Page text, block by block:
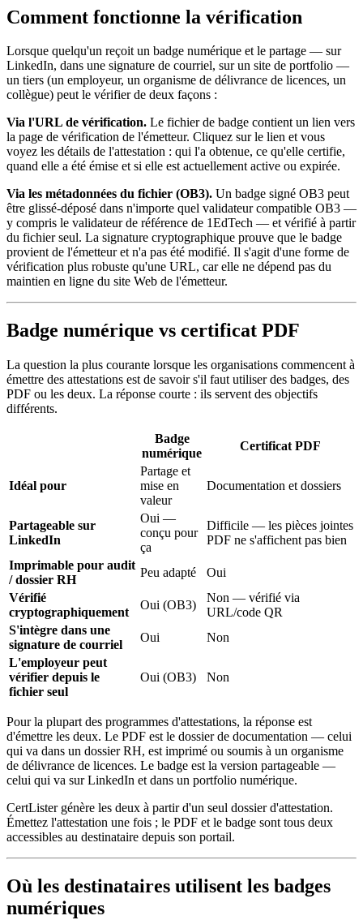
Comment fonctionne la vérification
Lorsque quelqu'un reçoit un badge numérique et le partage — sur
LinkedIn, dans une signature de courriel, sur un site de portfolio —
un tiers (un employeur, un organisme de délivrance de licences, un
collègue) peut le vérifier de deux façons :
Via l'URL de vérification. Le fichier de badge contient un lien vers
la page de vérification de l'émetteur. Cliquez sur le lien et vous
voyez les détails de l'attestation : qui l'a obtenue, ce qu'elle certifie,
quand elle a été émise et si elle est actuellement active ou expirée.
Via les métadonnées du fichier (OB3). Un badge signé OB3 peut
être glissé-déposé dans n'importe quel validateur compatible OB3 —
y compris le validateur de référence de 1EdTech — et vérifié à partir
du fichier seul. La signature cryptographique prouve que le badge
provient de l'émetteur et n'a pas été modifié. Il s'agit d'une forme de
vérification plus robuste qu'une URL, car elle ne dépend pas du
maintien en ligne du site Web de l'émetteur.
Badge numérique vs certificat PDF
La question la plus courante lorsque les organisations commencent à
émettre des attestations est de savoir s'il faut utiliser des badges, des
PDF ou les deux. La réponse courte : ils servent des objectifs
différents.
Badge
numérique
Certificat PDF
Idéal pour
Partage et
mise en
valeur
Documentation et dossiers
Partageable sur
LinkedIn
Oui —
conçu pour
ça
Difficile — les pièces jointes
PDF ne s'affichent pas bien
Imprimable pour audit
/ dossier RH
Peu adapté
Oui
Vérifié
cryptographiquement
Oui (OB3)
Non — vérifié via
URL/code QR
S'intègre dans une
signature de courriel
Oui
Non
L'employeur peut
vérifier depuis le
fichier seul
Oui (OB3) Non
Pour la plupart des programmes d'attestations, la réponse est
d'émettre les deux. Le PDF est le dossier de documentation — celui
qui va dans un dossier RH, est imprimé ou soumis à un organisme
de délivrance de licences. Le badge est la version partageable —
celui qui va sur LinkedIn et dans un portfolio numérique.
CertLister génère les deux à partir d'un seul dossier d'attestation.
Émettez l'attestation une fois ; le PDF et le badge sont tous deux
accessibles au destinataire depuis son portail.
Où les destinataires utilisent les badges
numériques